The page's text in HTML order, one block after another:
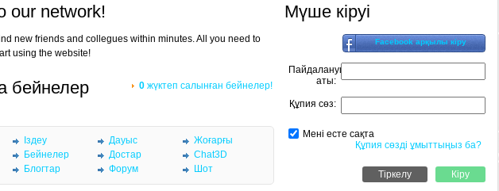
our network!
new friends and collegues within minutes. All you need to
using the website!
бейнелер 0 жүктеп салынған бейнелер!
Іздеу Дауыс
Жоғарғы
Бейнелер Достар
Chat3D
Блогтар Форум Шот
Мүше кіруі
Facebook арқылы кіру
Пайдаланушы
аты:
Құпия сөз:
Мені есте сақта
Құпия сөзді ұмыттыңыз ба?